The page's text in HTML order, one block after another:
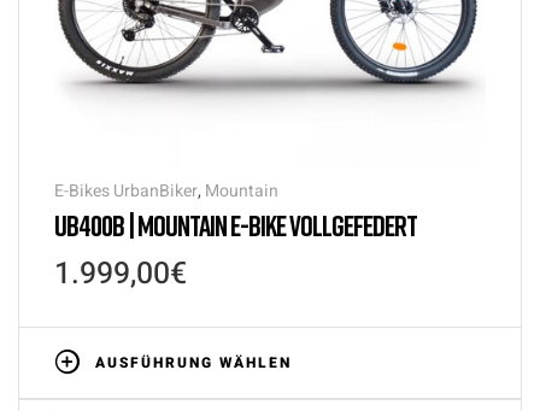
E-Bikes UrbanBiker, Mountain
UB400B | MOUNTAIN E-BIKE VOLLGEFEDERT
1.999,00€
AUSFÜHRUNG WÄHLEN